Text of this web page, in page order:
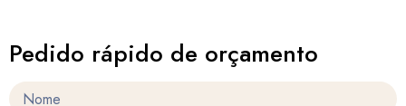
Pedido rápido de orçamento